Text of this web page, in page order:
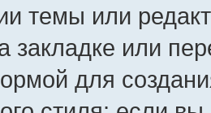
темы или
закладке или
для